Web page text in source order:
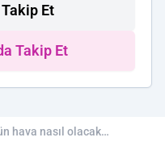
Et
Takip Et
hava nasıl olacak